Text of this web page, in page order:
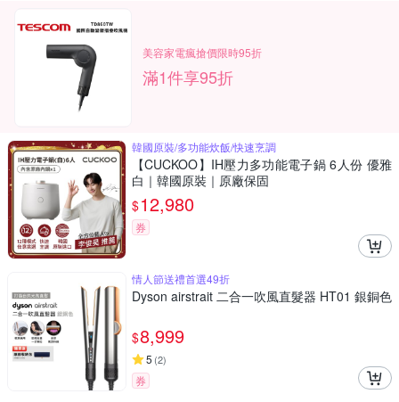
美容家電瘋搶價限時95折
滿1件享95折
韓國原裝/多功能炊飯/快速烹調
【CUCKOO】IH壓力多功能電子鍋 6人份 優雅
白｜韓國原裝｜原廠保固
$12,980
券
情人節送禮首選49折
Dyson airstrait 二合一吹風直髮器 HT01 銀銅色
$8,999
5 (2)
券